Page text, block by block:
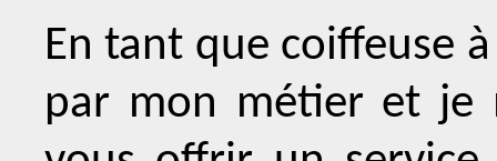
En tant que coiffeuse
par mon métier et je